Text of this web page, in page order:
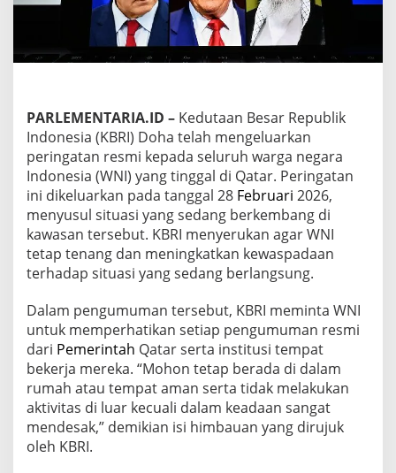
a
k
a
W
a
r
g
a
N
e
a
r
a
n
o
n
e
s
i
a
PARLEMENTARIA.ID – Kedutaan Besar Republik
Indonesia (KBRI) Doha telah mengeluarkan
peringatan resmi kepada seluruh warga negara
Indonesia (WNI) yang tinggal di Qatar. Peringatan
ini dikeluarkan pada tanggal 28 Februari 2026,
menyusul situasi yang sedang berkembang di
kawasan tersebut. KBRI menyerukan agar WNI
tetap tenang dan meningkatkan kewaspadaan
terhadap situasi yang sedang berlangsung.
Dalam pengumuman tersebut, KBRI meminta WNI
untuk memperhatikan setiap pengumuman resmi
dari Pemerintah Qatar serta institusi tempat
bekerja mereka. “Mohon tetap berada di dalam
rumah atau tempat aman serta tidak melakukan
aktivitas di luar kecuali dalam keadaan sangat
mendesak,” demikian isi himbauan yang dirujuk
oleh KBRI.